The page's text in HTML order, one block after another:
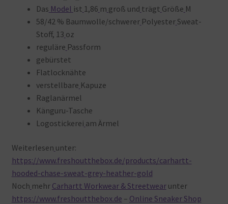
Das Model ist 1,86 m groß und trägt Größe M
58/42 % Baumwolle/schwerer Polyester Sweat-
Stoff, 13 oz
reguläre Passform
gebürstet
Flatlocknähte
verstellbare Kapuze
Raglanärmel
Känguru-Tasche
Logostickerei am Ärmel
Weiterlesen unter:
https://www.freshoutthebox.de/products/carhartt-
hooded-chase-sweat-grey-heather-gold
Noch mehr Carhartt Workwear & Streetwearunter
https://www.freshoutthebox.de – Online Sneaker Shop